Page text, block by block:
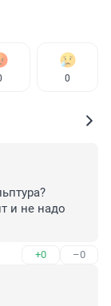
0
и не надо
+0 –0